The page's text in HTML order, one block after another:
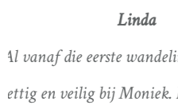
“Moniek luistert
sturing daar waar